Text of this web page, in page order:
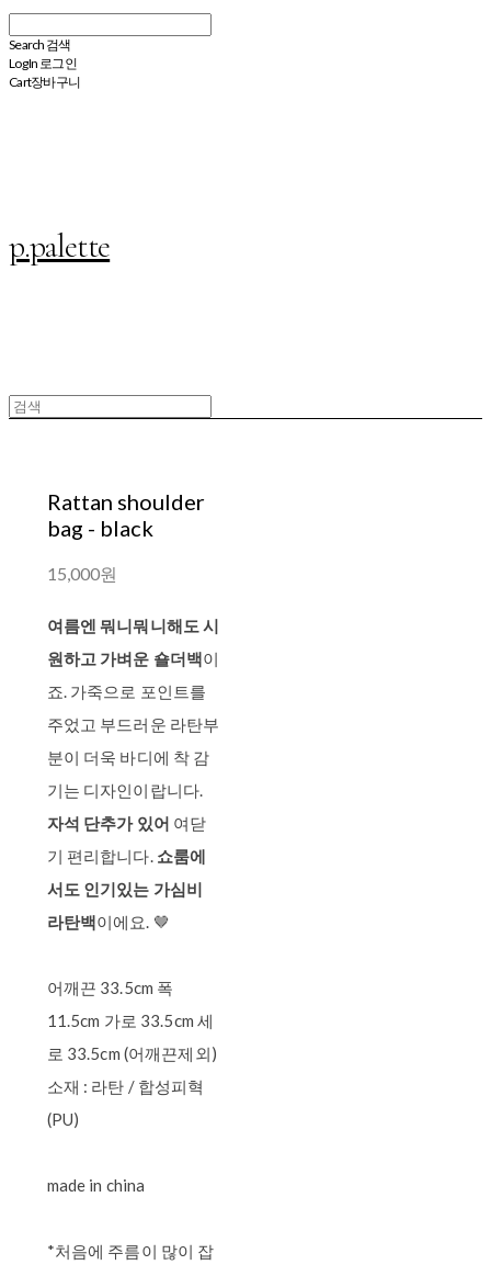
Search 검색
Log In 로그인
Cart장바구니
p.palette
Rattan shoulder
bag - black
15,000원
여름엔 뭐니뭐니해도 시
원하고 가벼운 숄더백이
죠. 가죽으로 포인트를
주었고 부드러운 라탄부
분이 더욱 바디에 착 감
기는 디자인이랍니다.
자석 단추가 있어 여닫
기 편리합니다. 쇼룸에
서도 인기있는 가심비
라탄백이에요. 🤎
어깨끈 33.5cm 폭
11.5cm 가로 33.5cm 세
로 33.5cm (어깨끈제외)
소재 : 라탄 / 합성피혁
(PU)
made in china
*처음에 주름이 많이 잡